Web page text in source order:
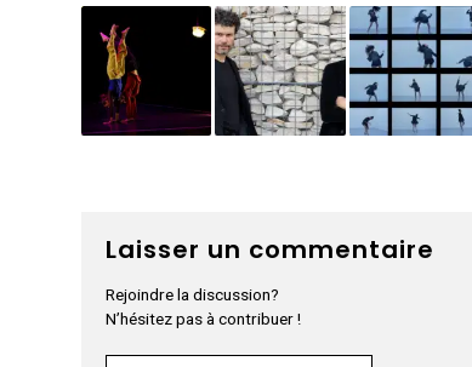
Laisser un commentaire
Rejoindre la discussion?
N’hésitez pas à contribuer !